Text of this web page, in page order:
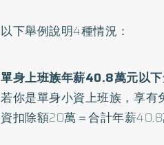
以下舉例說明4種情況：
單身上班族年薪40.8萬元以
若你是單身小資上班族，享
資扣除額20萬＝合計年薪40.8